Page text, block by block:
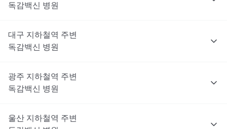
독감백신
병원
대구 지하철역 주변
독감백신
병원
광주 지하철역 주변
독감백신
병원
울산 지하철역 주변